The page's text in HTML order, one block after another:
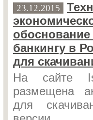
23.12.2015
банкингу в
для
На сайте
размещена
для